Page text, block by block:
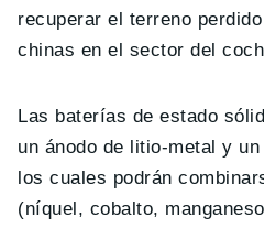
recuperar el terreno
chinas en el sector del
Las baterías de estado
un ánodo de litio-metal y
los cuales podrán
(níquel, cobalto,